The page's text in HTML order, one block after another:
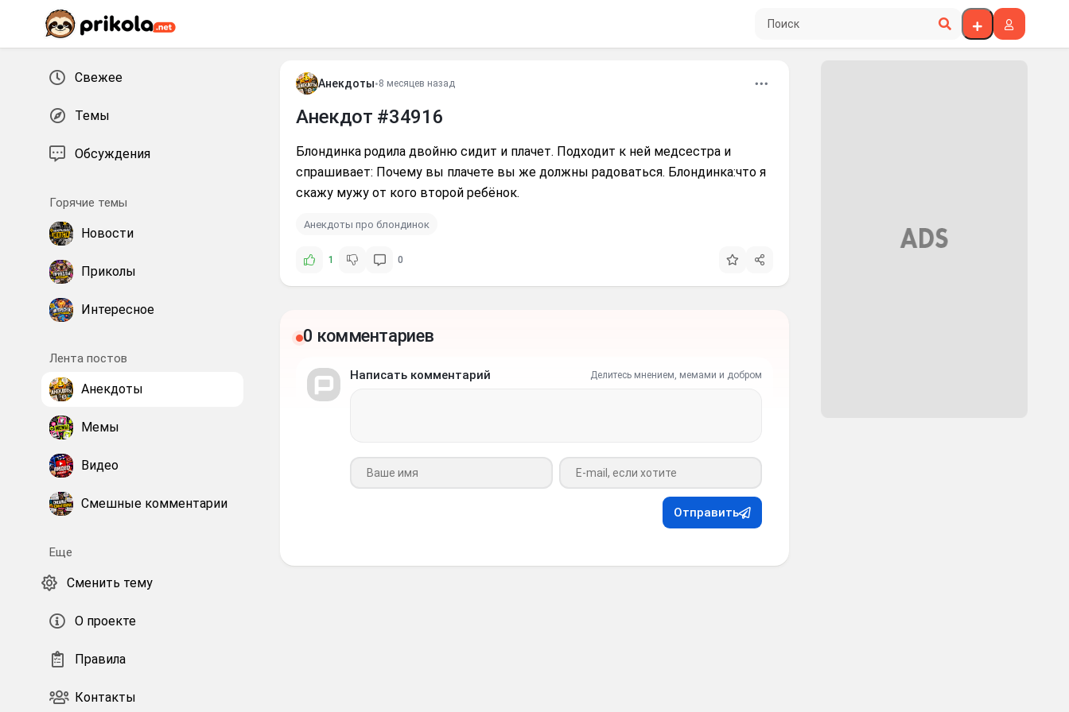
Перейти к контенту
Поиск по сайту
Свежее
Темы
Обсуждения
Горячие темы
Новости
Приколы
Интересное
Лента постов
Анекдоты
Мемы
Видео
Смешные комментарии
Еще
Сменить тему
О проекте
Правила
Контакты
Анекдоты•8 месяцев назад
Анекдот #34916
Блондинка родила двойню сидит и плачет. Подходит к ней медсестра и
спрашивает: Почему вы плачете вы же должны радоваться. Блондинка:что я
скажу мужу от кого второй ребёнок.
Анекдоты про блондинок
1 0
0 комментариев
Написать комментарий Делитесь мнением, мемами и добром
Ваше имя Ваш e-mail
Отправить